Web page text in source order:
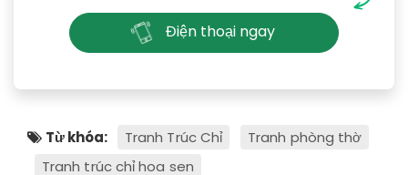
Điện thoại ngay
Từ khóa: Tranh Trúc Chỉ
Tranh phòng thờ
Tranh trúc chỉ hoa sen